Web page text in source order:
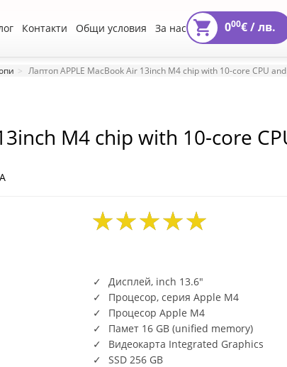
Контакти Общи условия За нас 000€ /лв.
Лаптоп APPLE MacBook Air 13inch M4 chip with 10-core CPU
M4 chip with 10-core
Дисплей, inch 13.6"
Процесор, серия Apple M4
Процесор Apple M4
Памет 16 GB (unified memory)
Видеокарта Integrated Graphics
SSD 256 GB